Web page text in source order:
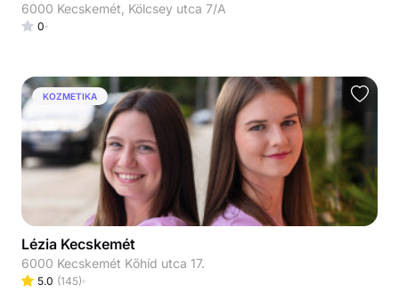
6000 Kecskemét, Kölcsey utca 7/A
0
KOZMETIKA
Lézia Kecskemét
6000 Kecskemét Kőhíd utca 17.
5.0 (145)